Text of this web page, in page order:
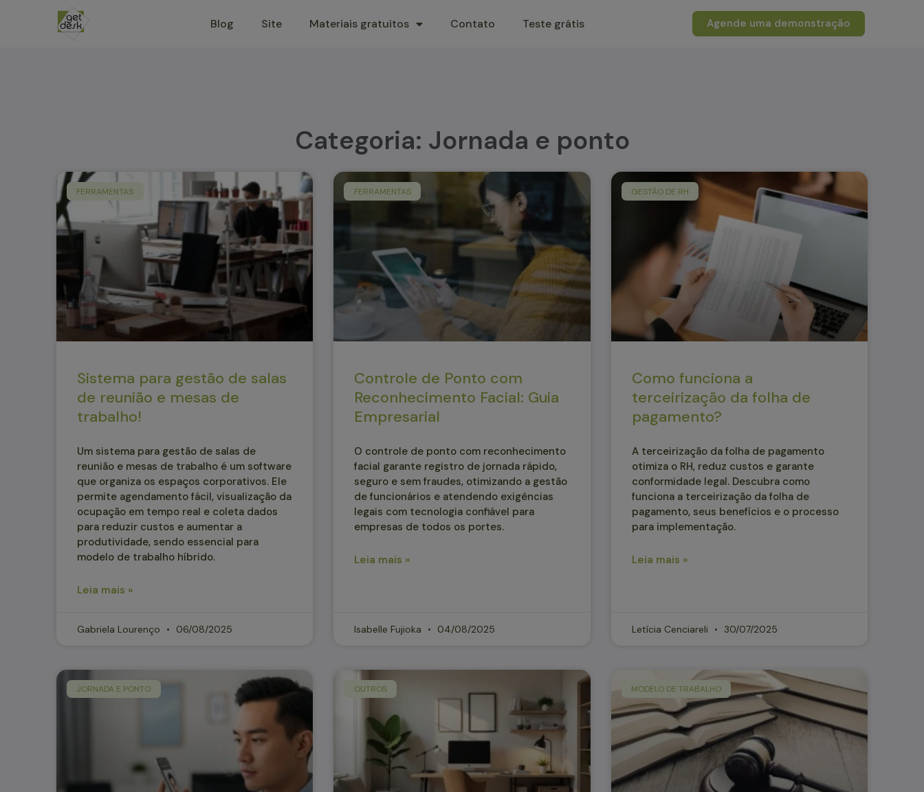
Blog Site Materiais gratuitos Contato Teste grátis Agende uma demonstração
Categoria: Jornada e ponto
FERRAMENTAS
Sistema para gestão de salas
de reunião e mesas de
trabalho!
Um sistema para gestão de salas de
reunião e mesas de trabalho é um software
que organiza os espaços corporativos. Ele
permite agendamento fácil, visualização da
ocupação em tempo real e coleta dados
para reduzir custos e aumentar a
produtividade, sendo essencial para
modelo de trabalho híbrido.
Leia mais »
Gabriela Lourenço 06/08/2025
FERRAMENTAS
Controle de Ponto com
Reconhecimento Facial: Guia
Empresarial
O controle de ponto com reconhecimento
facial garante registro de jornada rápido,
seguro e sem fraudes, otimizando a gestão
de funcionários e atendendo exigências
legais com tecnologia confiável para
empresas de todos os portes.
Leia mais »
Isabelle Fujioka 04/08/2025
GESTÃO DE RH
Como funciona a
terceirização da folha de
pagamento?
A terceirização da folha de pagamento
otimiza o RH, reduz custos e garante
conformidade legal. Descubra como
funciona a terceirização da folha de
pagamento, seus benefícios e o processo
para implementação.
Leia mais »
Letícia Cenciareli 30/07/2025
JORNADA E PONTO OUTROS MODELO DE TRABALHO